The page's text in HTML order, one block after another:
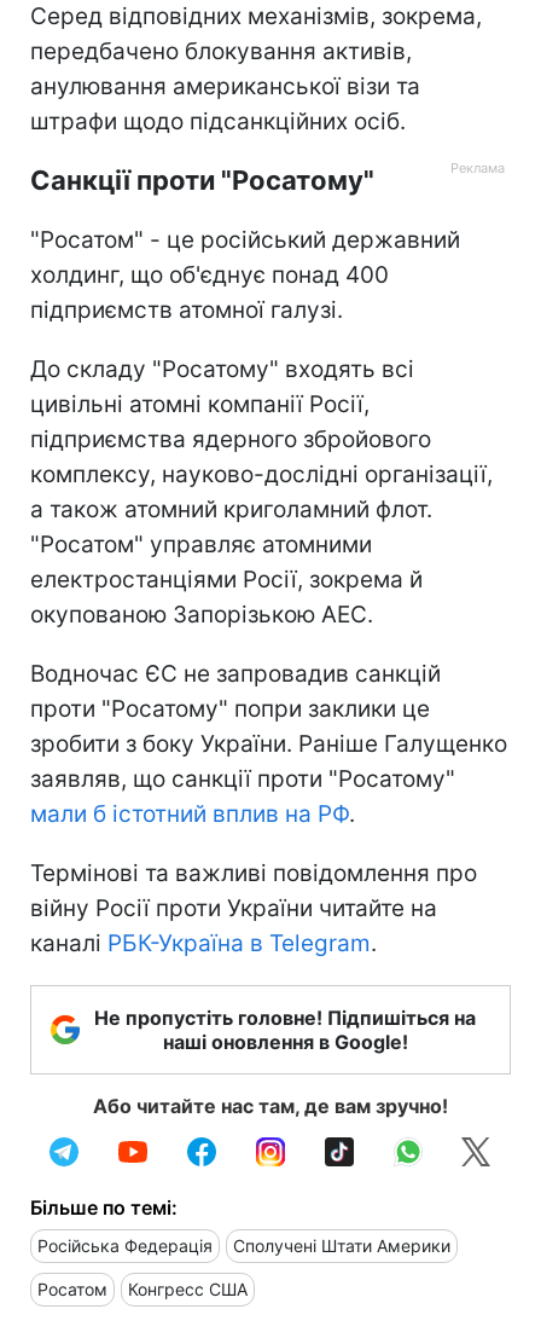
Серед відповідних механізмів, зокрема,
передбачено блокування активів,
анулювання американської візи та
штрафи щодо підсанкційних осіб.
Санкції проти "Росатому"
"Росатом" - це російський державний
холдинг, що об'єднує понад 400
підприємств атомної галузі.
До складу "Росатому" входять всі
цивільні атомні компанії Росії,
підприємства ядерного збройового
комплексу, науково-дослідні організації,
а також атомний криголамний флот.
"Росатом" управляє атомними
електростанціями Росії, зокрема й
окупованою Запорізькою АЕС.
Водночас ЄС не запровадив санкцій
проти "Росатому" попри заклики це
зробити з боку України. Раніше Галущенко
заявляв, що санкції проти "Росатому"
мали б істотний вплив на РФ.
Термінові та важливі повідомлення про
війну Росії проти України читайте на
каналі РБК-Україна в Telegram.
Не пропустіть головне! Підпишіться на
наші оновлення в Google!
Або читайте нас там, де вам зручно!
Більше по темі:
Російська Федерація Сполучені Штати Америки
Росатом Конгресс США